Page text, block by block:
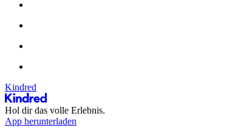
Kindred
Hol dir das volle Erlebnis.
App herunterladen